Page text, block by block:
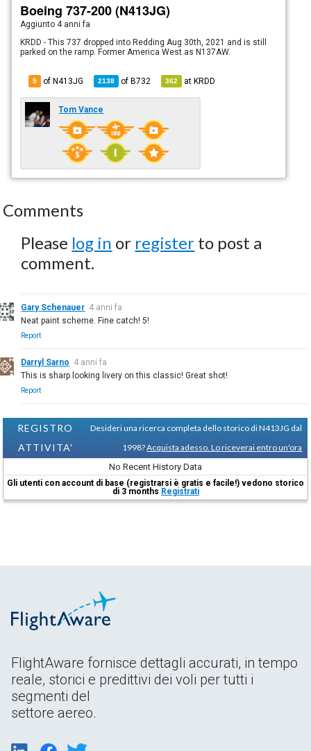
Boeing 737-200 (N413JG)
Aggiunto 4 anni fa
KRDD - This 737 dropped into Redding Aug 30th, 2021 and is still
parked on the ramp. Former America West as N137AW.
5 of N413JG 2138 ofB732 362 atKRDD
Tom Vance
Comments
Please log in or register to post a
comment.
Gary Schenauer 4 anni fa
Neat paint scheme. Fine catch! 5!
Report
Darryl Sarno 4 anni fa
This is sharp looking livery on this classic! Great shot!
Report
REGISTRO
ATTIVITA'
Desideri una ricerca completa dello storico di N413JG dal
1998?Acquista adesso. Lo riceverai entro un'ora
No Recent History Data
Gli utenti con account di base (registrarsi è gratis e facile!) vedono storico
di 3 months Registrati
FlightAware fornisce dettagli accurati, in tempo
reale, storici e predittivi dei voli per tutti i
segmenti del
settore aereo.